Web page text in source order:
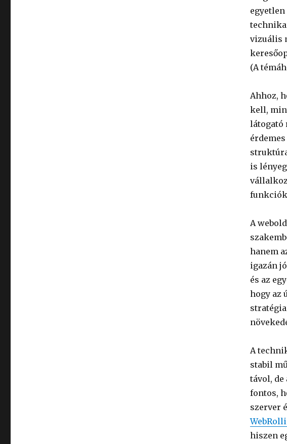
vizuális
(A
Ahhoz,
kell,
látogató
is
A
hanem
igazán
és az
hogy az
A
stabil
távol,
fontos,
szerver
hiszen